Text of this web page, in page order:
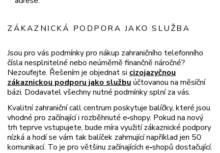
ZÁKAZNICKÁ PODPORA JAKO SLUŽBA
Jsou pro vás podmínky pro nákup zahraničního telefonního
čísla nesplnitelné nebo neúměrně finančně náročné?
Nezoufejte. Řešením je objednat si cizojazyčnou
zákaznickou podporu jako službu účtovanou na měsíční
bázi. Dodavatel všechny nutné podmínky splní za vás.
Kvalitní zahraniční call centrum poskytuje balíčky, které jsou
vhodné pro začínající i rozběhnuté e‑shopy. Pokud na nový
trh teprve vstupujete, bude míra využití zákaznické podpory
nízká a hodí se vám tak balíček zahrnující například jen 50
komunikací. To je pro většinu začínajících e‑shopů dostačující.